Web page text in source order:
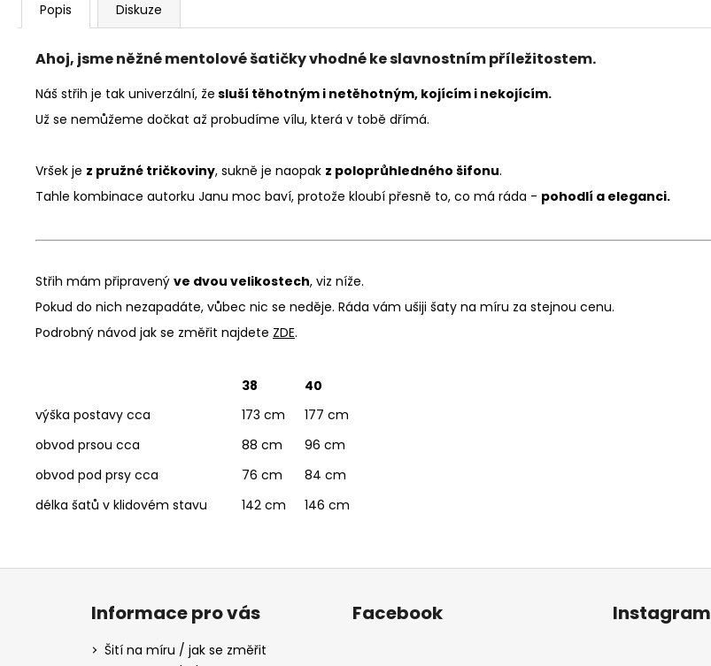
Popis Diskuze
Ahoj, jsme něžné mentolové šatičky vhodné ke slavnostním příležitostem.
Náš střih je tak univerzální, že sluší těhotným i netěhotným, kojícím i nekojícím.
Už se nemůžeme dočkat až probudíme vílu, která v tobě dřímá.
Vršek je z pružné tričkoviny, sukně je naopak z poloprůhledného šifonu.
Tahle kombinace autorku Janu moc baví, protože kloubí přesně to, co má ráda - pohodlí a eleganci.
Střih mám připravený ve dvou velikostech, viz níže.
Pokud do nich nezapadáte, vůbec nic se neděje. Ráda vám ušiji šaty na míru za stejnou cenu.
Podrobný návod jak se změřit najdete ZDE.
38
40
výška postavy cca
173 cm
177 cm
obvod prsou cca
88 cm
96 cm
obvod pod prsy cca
76 cm
84 cm
délka šatů v klidovém stavu
142 cm 146 cm
Z
Informace pro vás
Šití na míru / jak se změřit
Facebook Instagram